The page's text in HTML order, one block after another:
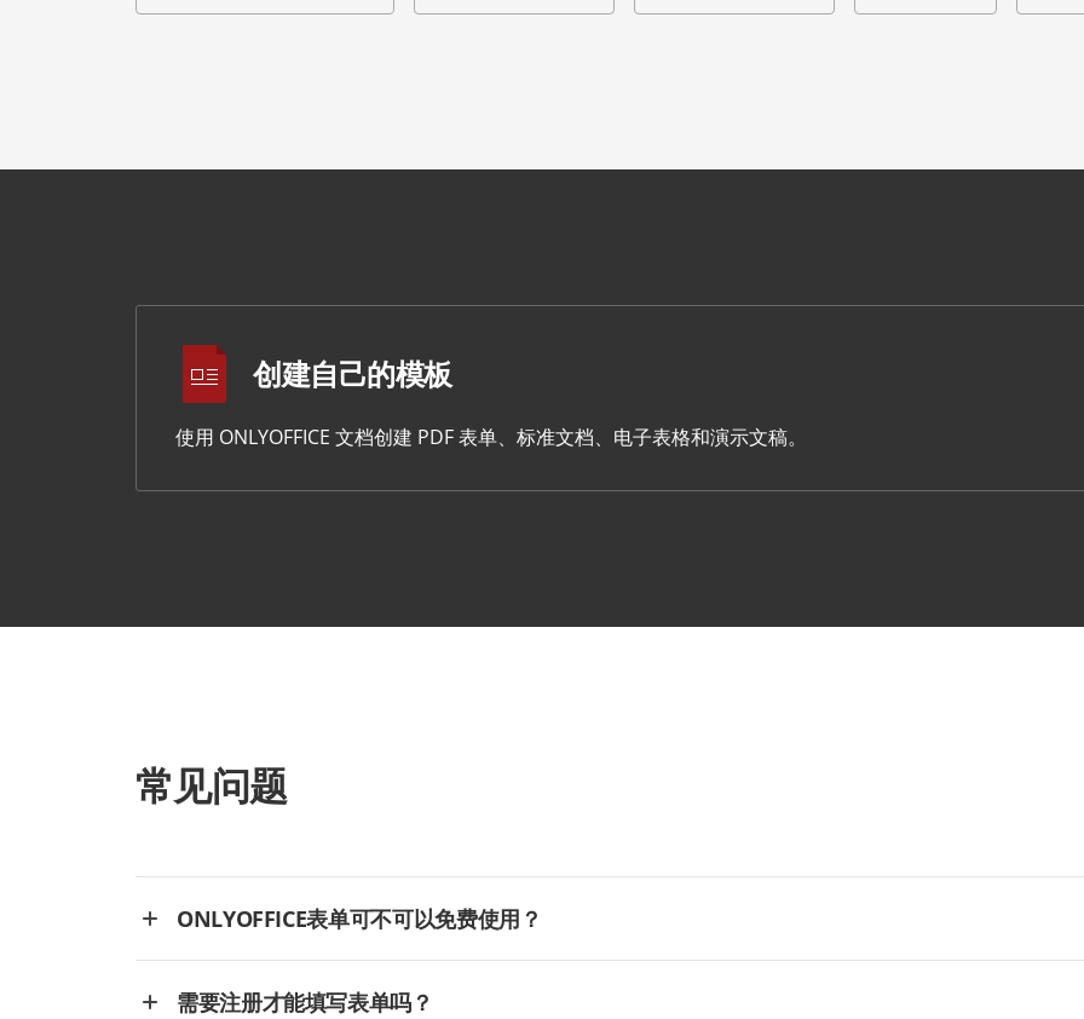
创建自己的模板
使用 ONLYOFFICE 文档创建 PDF 表单、标准文档、电子表格和演示文稿。
常见问题
ONLYOFFICE表单可不可以免费使用？
需要注册才能填写表单吗？